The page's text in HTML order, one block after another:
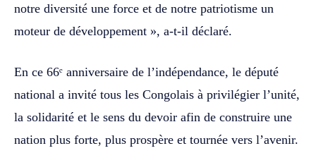
notre diversité une force et de notre patriotisme un
moteur de développement », a-t-il déclaré.
En ce 66ᵉ anniversaire de l’indépendance, le député
national a invité tous les Congolais à privilégier l’unité,
la solidarité et le sens du devoir afin de construire une
nation plus forte, plus prospère et tournée vers l’avenir.